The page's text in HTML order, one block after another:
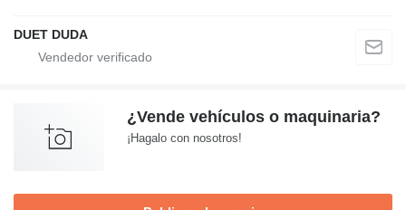
DUET DUDA
¿Vende vehículos o maquinaria?
¡Hagalo con nosotros!